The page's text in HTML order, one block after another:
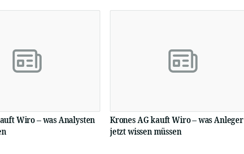
Wiro – was Analysten
Krones AG kauft Wiro – was Anleger
jetzt wissen müssen